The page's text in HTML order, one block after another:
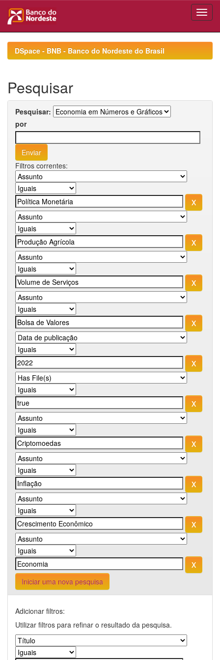
navigationDSpace - BNB - Banco do Nordeste do Brasil
Pesquisar
Pesquisar:
por
Filtros correntes:
Iniciar uma nova pesquisa
Adicionar filtros:
Utilizar filtros para refinar o resultado da pesquisa.